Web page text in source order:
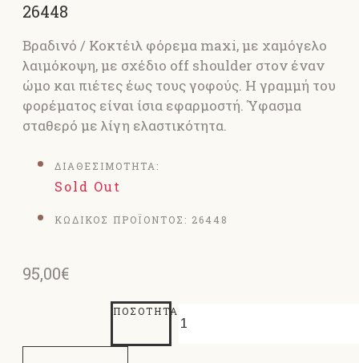
26448
Βραδινό / Κοκτέιλ φόρεμα maxi, με χαμόγελο
λαιμόκοψη, με σχέδιο off shoulder στον έναν
ώμο και πιέτες έως τους γοφούς. Η γραμμή του
φορέματος είναι ίσια εφαρμοστή. Ύφασμα
σταθερό με λίγη ελαστικότητα.
ΔΙΑΘΕΣΙΜΟΤΗΤΑ:
Sold Out
ΚΩΔΙΚΟΣ ΠΡΟΪΟΝΤΟΣ: 26448
95,00€
ΠΟΣΌΤΗΤΑ